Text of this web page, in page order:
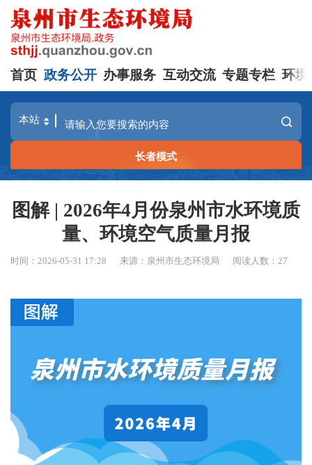
首页 政务公开 办事服务 互动交流 专题专栏 环境
长者模式
图解 | 2026年4月份泉州市水环境质
量、环境空气质量月报
时间：2026-05-31 17:28 来源：泉州市生态环境局 阅读人数：27